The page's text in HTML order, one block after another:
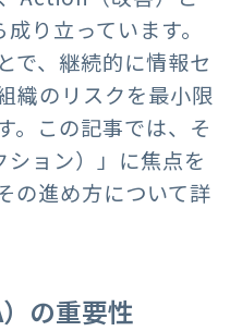
り立っています。
で、継続的に情報セ
織のリスクを最小限
。この記事では、そ
ョン）」に焦点を
の進め方について詳
の重要性